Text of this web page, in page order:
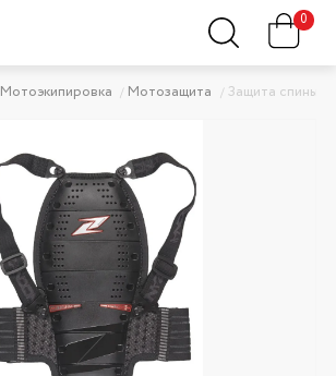
0
Мотоэкипировка Мотозащита Защита спины